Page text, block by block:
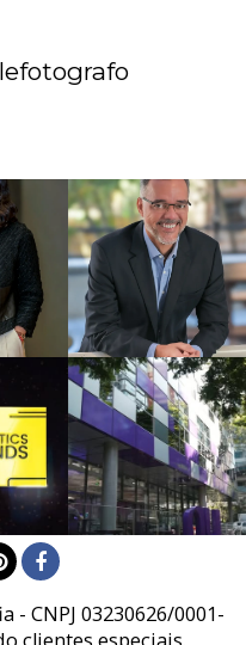
CNPJ 03230626/0001-
clientes especiais.